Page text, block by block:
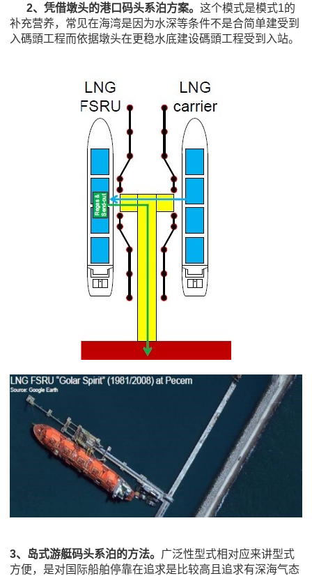
2、凭借墩头的港口码头系泊方案。这个模式是模式1的
补充营养，常见在海湾是因为水深等条件不是合简单建受到
入碼頭工程而依据墩头在更稳水底建设碼頭工程受到入站。
3、 岛式游艇码头系泊的方法。 广泛性型式相对应来讲型式
方便，是对国际船舶停靠在追求是比较高且追求有深海气态